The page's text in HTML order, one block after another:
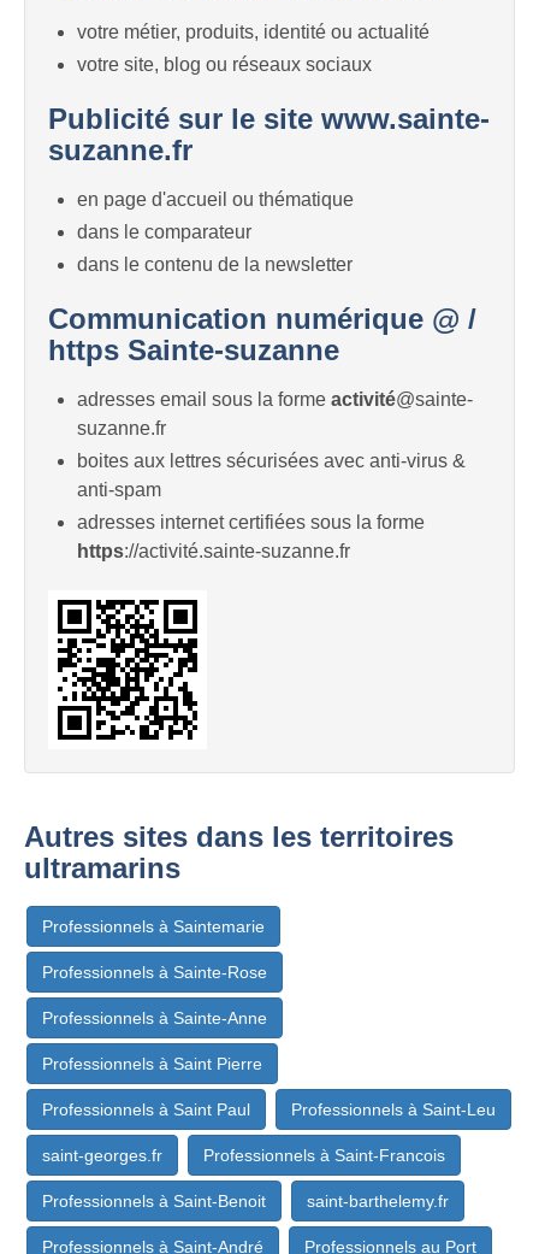
votre métier, produits, identité ou actualité
votre site, blog ou réseaux sociaux
Publicité sur le site www.sainte-
suzanne.fr
en page d'accueil ou thématique
dans le comparateur
dans le contenu de la newsletter
Communication numérique @ /
https Sainte-suzanne
adresses email sous la forme activité@sainte-
suzanne.fr
boites aux lettres sécurisées avec anti-virus &
anti-spam
adresses internet certifiées sous la forme
https://activité.sainte-suzanne.fr
Autres sites dans les territoires
ultramarins
Professionnels à Saintemarie
Professionnels à Sainte-Rose
Professionnels à Sainte-Anne
Professionnels à Saint Pierre
Professionnels à Saint Paul Professionnels à Saint-Leu
saint-georges.fr Professionnels à Saint-Francois
Professionnels à Saint-Benoit saint-barthelemy.fr
Professionnels à Saint-André Professionnels au Port